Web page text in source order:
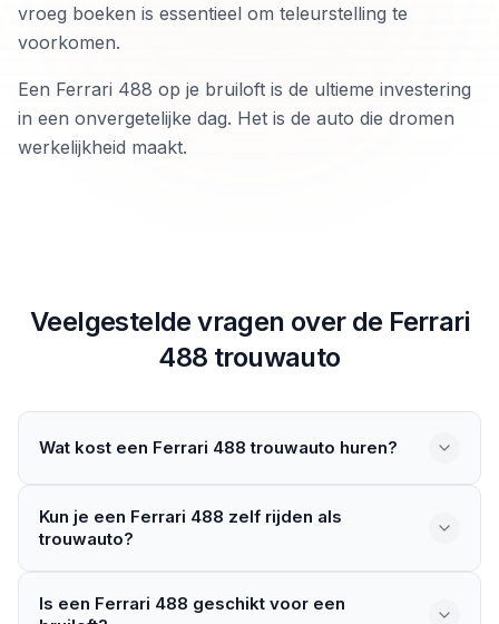
vroeg boeken is essentieel om teleurstelling te
voorkomen.
Een Ferrari 488 op je bruiloft is de ultieme investering
in een onvergetelijke dag. Het is de auto die dromen
werkelijkheid maakt.
Veelgestelde vragen over de Ferrari
488 trouwauto
Wat kost een Ferrari 488 trouwauto huren?
per aanbieder. Vanwege de exclusiviteit van het model
liggen de prijzen over het algemeen hoger. Bekijk de
Kun je een Ferrari 488 zelf rijden als
trouwauto?
Ferrari 488 zelf te rijden, maar veel aanbieders verhuren
Is een Ferrari 488 geschikt voor een